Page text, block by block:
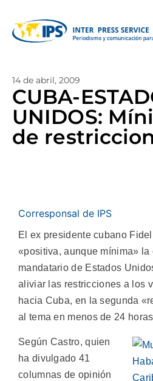
14 de abril, 2009
CUBA-
UNIDOS:
de
Corresponsal de IPS
El ex presidente cubano
«positiva, aunque mínima» la
mandatario de Estados
aliviar las restricciones a los
hacia Cuba, en la segunda
al tema en menos de 24
Según Castro, quien
ha divulgado 41
columnas de opinión